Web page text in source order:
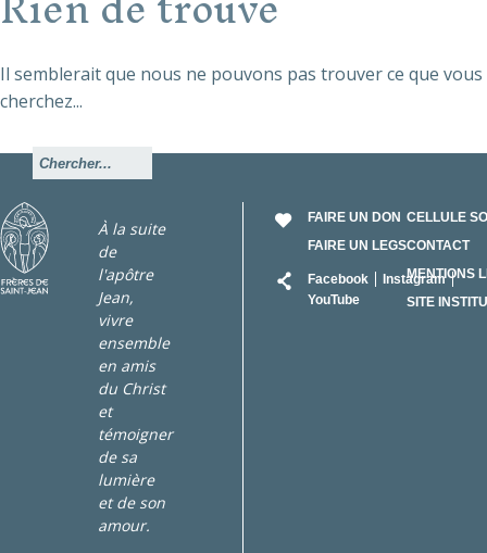
Il semblerait que nous ne pouvons pas trouver ce que vous
cherchez...
À la suite
de
l'apôtre
Jean,
vivre
ensemble
en amis
du Christ
et
témoigner
de sa
lumière
et de son
amour.
FAIRE UN DON
FAIRE UN LEGS
Facebook
Instagram
YouTube
CELLULE
CONTACT
MENTIONS
SITE